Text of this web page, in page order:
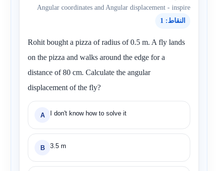
Angular coordinates and Angular displacement - inspire
النقاط: 1
Rohit bought a pizza of radius of 0.5 m. A fly lands
on the pizza and walks around the edge for a
distance of 80 cm. Calculate the angular
displacement of the fly?
A I don't know how to solve it
B 3.5 m